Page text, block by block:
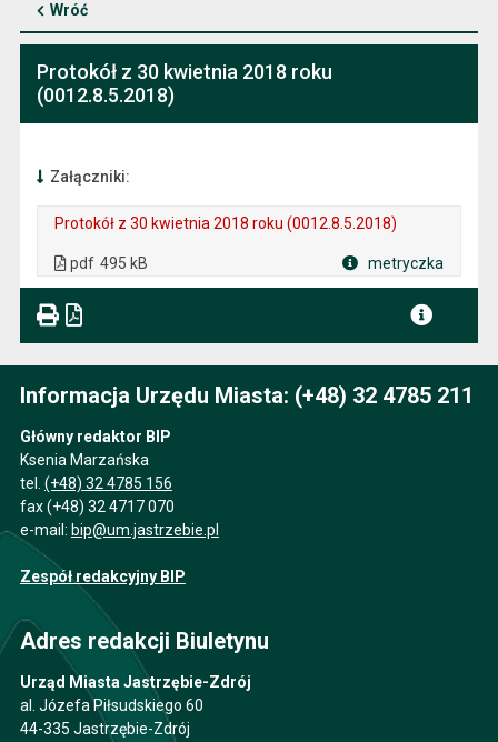
Wróć
Protokół z 30 kwietnia 2018 roku
(0012.8.5.2018)
Załączniki:
Protokół z 30 kwietnia 2018 roku (0012.8.5.2018)
pdf 495 kB metryczka
Informacja Urzędu Miasta: (+48) 32 4785 211
Główny redaktor BIP
Ksenia Marzańska
tel. (+48) 32 4785 156
fax (+48) 32 4717 070
e-mail: bip@um.jastrzebie.pl
Zespół redakcyjny BIP
Adres redakcji Biuletynu
Urząd Miasta Jastrzębie-Zdrój
al. Józefa Piłsudskiego 60
44-335 Jastrzębie-Zdrój